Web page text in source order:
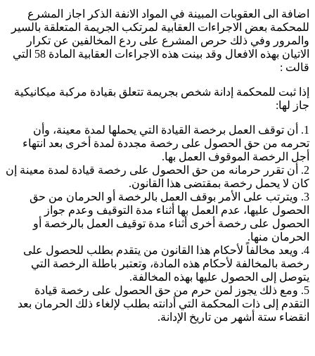
اضافة الى العقوبات المبينة في المواد الانفة الذكر اجاز المشرع
للمحكمة بعض الاجراءات العقابية لمرتكب الجريمة المتعلقة بالسير
والمرور وفي ذلك حرص المشرع على ردع المخالفين عن تكرار
الاتيان بهذه الافعال وقد بينت هذه الاجراءات العقابية المادة 58 التي
قالت :
إذا ثبت للمحكمة إدانة شخص بجريمة تتعلق بقيادة مركبة ميكانيكية
جاز لها:
1. أن توقف العمل برخصة القيادة التي يحملها لمدة معينة، وأن
تحرمه من حق الحصول على رخصة مجددة لمدة أخرى بعد انتهاء
أجل الرخصة الموقوف العمل بها.
2. أن تقرر حرمانه من حق الحصول على رخصة قيادة لمدة معينة إن
كان لا يحمل رخصة بمقتضى هذا القانون.
3. ويترتب على الأمر بوقف العمل بالرخصة أو الحرمان من حق
الحصول عليها، عدم العمل بها أثناء مدة التوقيف وعدم جواز
الحصول على رخصة أخرى أثناء مدة توقيف العمل بالرخصة أو
الحرمان منها.
4. ويعد مخالفاً لأحكام هذا القانون من يتقدم بطلب للحصول على
رخصة بالمخالفة لأحكام هذه المادة، وتعتبر باطلة الرخصة التي
يتوصل إلى الحصول عليها بهذه المخالفة.
5. ومع ذلك يجوز لمن حرم من حق الحصول على رخصة قيادة
التقدم إلى ذات المحكمة التي أدانته بطلب لإلغاء ذلك الحرمان بعد
انقضاء ستة أشهر من تاريخ الإدانة.